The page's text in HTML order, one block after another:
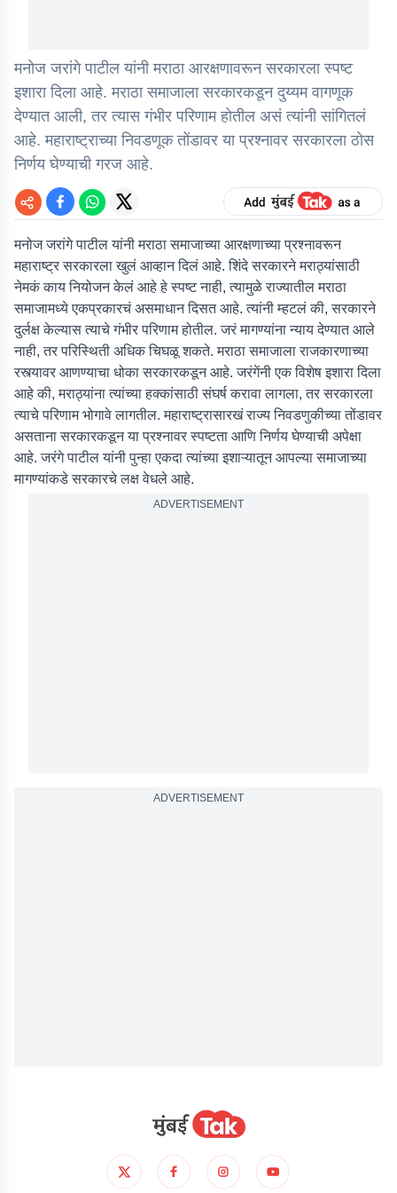
मनोज जरांगे पाटील यांनी मराठा आरक्षणावरून सरकारला स्पष्ट
इशारा दिला आहे. मराठा समाजाला सरकारकडून दुय्यम वागणूक
देण्यात आली, तर त्यास गंभीर परिणाम होतील असं त्यांनी सांगितलं
आहे. महाराष्ट्राच्या निवडणूक तोंडावर या प्रश्नावर सरकारला ठोस
निर्णय घेण्याची गरज आहे.
मनोज जरांगे पाटील यांनी मराठा समाजाच्या आरक्षणाच्या प्रश्नावरून
महाराष्ट्र सरकारला खुलं आव्हान दिलं आहे. शिंदे सरकारने मराठ्यांसाठी
नेमकं काय नियोजन केलं आहे हे स्पष्ट नाही, त्यामुळे राज्यातील मराठा
समाजामध्ये एकप्रकारचं असमाधान दिसत आहे. त्यांनी म्हटलं की, सरकारने
दुर्लक्ष केल्यास त्याचे गंभीर परिणाम होतील. जरं मागण्यांना न्याय देण्यात आले
नाही, तर परिस्थिती अधिक चिघळू शकते. मराठा समाजाला राजकारणाच्या
रस्त्यावर आणण्याचा धोका सरकारकडून आहे. जरंगेंनी एक विशेष इशारा दिला
आहे की, मराठ्यांना त्यांच्या हक्कांसाठी संघर्ष करावा लागला, तर सरकारला
त्याचे परिणाम भोगावे लागतील. महाराष्ट्रासारखं राज्य निवडणुकीच्या तोंडावर
असताना सरकारकडून या प्रश्नावर स्पष्टता आणि निर्णय घेण्याची अपेक्षा
आहे. जरंगे पाटील यांनी पुन्हा एकदा त्यांच्या इशाऱ्यातून आपल्या समाजाच्या
मागण्यांकडे सरकारचे लक्ष वेधले आहे.
ADVERTISEMENT
ADVERTISEMENT